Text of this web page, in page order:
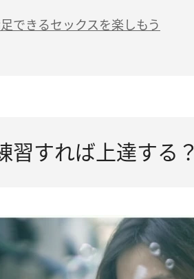
できるセックスを楽しもう
習すれば上達する？